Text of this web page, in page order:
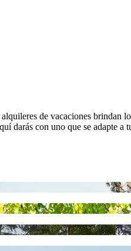
de vacaciones brindan
darás con uno que se adapte a